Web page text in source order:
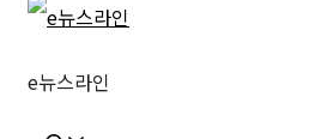
e뉴스라인